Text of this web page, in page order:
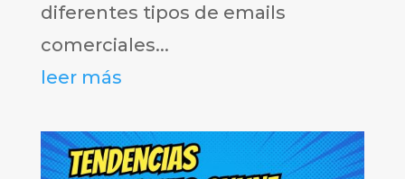
diferentes tipos de emails
comerciales...
leer más